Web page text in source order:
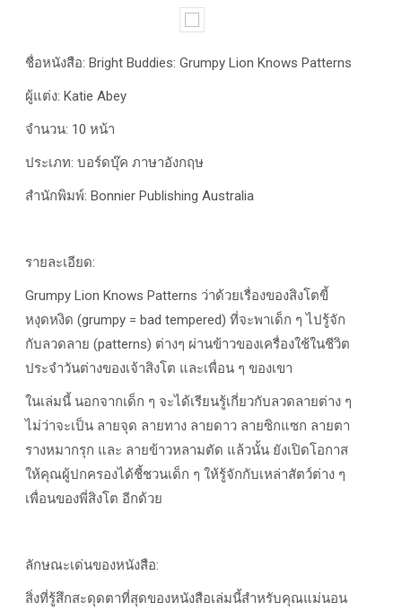
ชื่อหนังสือ: Bright Buddies: Grumpy Lion Knows Patterns
ผู้แต่ง: Katie Abey
จำนวน: 10 หน้า
ประเภท: บอร์ดบุ๊ค ภาษาอังกฤษ
สำนักพิมพ์: Bonnier Publishing Australia
รายละเอียด:
Grumpy Lion Knows Patterns ว่าด้วยเรื่องของสิงโตขี้
หงุดหงิด (grumpy = bad tempered) ที่จะพาเด็ก ๆ ไปรู้จัก
กับลวดลาย (patterns) ต่างๆ ผ่านข้าวของเครื่องใช้ในชีวิต
ประจำวันต่างของเจ้าสิงโต และเพื่อน ๆ ของเขา
ในเล่มนี้ นอกจากเด็ก ๆ จะได้เรียนรู้เกี่ยวกับลวดลายต่าง ๆ
ไม่ว่าจะเป็น ลายจุด ลายทาง ลายดาว ลายซิกแซก ลายตา
รางหมากรุก และ ลายข้าวหลามตัด แล้วนั้น ยังเปิดโอกาส
ให้คุณผู้ปกครองได้ชี้ชวนเด็ก ๆ ให้รู้จักกับเหล่าสัตว์ต่าง ๆ
เพื่อนของพี่สิงโต อีกด้วย
ลักษณะเด่นของหนังสือ:
สิ่งที่รู้สึกสะดุดตาที่สุดของหนังสือเล่มนี้สำหรับคุณแม่นอน